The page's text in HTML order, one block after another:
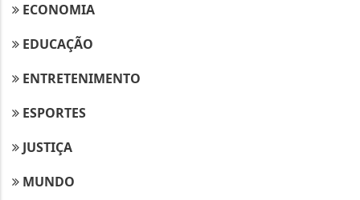
ECONOMIA
EDUCAÇÃO
ENTRETENIMENTO
ESPORTES
JUSTIÇA
MUNDO